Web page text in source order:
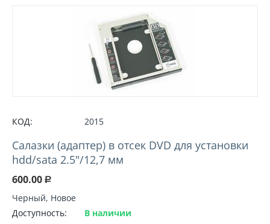
КОД: 2015
Салазки (адаптер) в отсек DVD для установки
hdd/sata 2.5"/12,7 мм
600.00 Р
Черный, Новое
Доступность:
В наличии